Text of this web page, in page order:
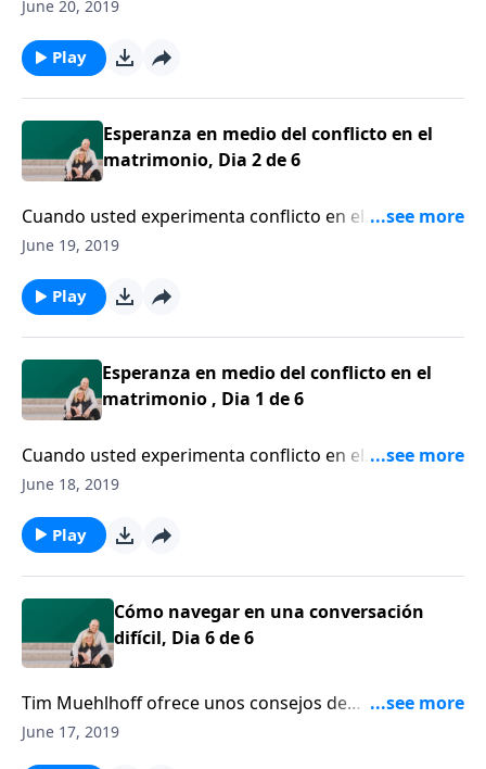
June 20, 2019
Play
Esperanza en medio del conflicto en el
matrimonio, Dia 2 de 6
Cuando usted experimenta conflicto en el
matrimonio, sin duda usted piensa: “Debemos
importante.
June 19, 2019
Play
Esperanza en medio del conflicto en el
matrimonio , Dia 1 de 6
Cuando usted experimenta conflicto en el
matrimonio, sin duda usted piensa: “Debemos
importante.
June 18, 2019
Play
Cómo navegar en una conversación
difícil, Dia 6 de 6
Tim Muehlhoff ofrece unos consejos de
comunicación para navegar por una conversación
June 17, 2019